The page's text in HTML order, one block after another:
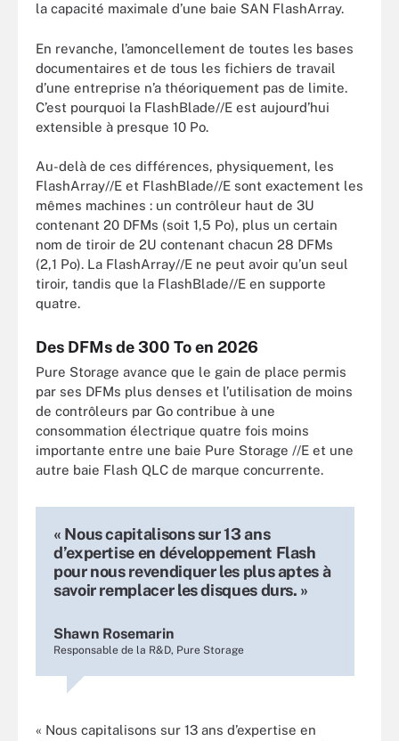
la capacité maximale d’une baie SAN FlashArray.
En revanche, l’amoncellement de toutes les bases
documentaires et de tous les fichiers de travail
d’une entreprise n’a théoriquement pas de limite.
C’est pourquoi la FlashBlade//E est aujourd’hui
extensible à presque 10 Po.
Au-delà de ces différences, physiquement, les
FlashArray//E et FlashBlade//E sont exactement les
mêmes machines : un contrôleur haut de 3U
contenant 20 DFMs (soit 1,5 Po), plus un certain
nom de tiroir de 2U contenant chacun 28 DFMs
(2,1 Po). La FlashArray//E ne peut avoir qu’un seul
tiroir, tandis que la FlashBlade//E en supporte
quatre.
Des DFMs de 300 To en 2026
Pure Storage avance que le gain de place permis
par ses DFMs plus denses et l’utilisation de moins
de contrôleurs par Go contribue à une
consommation électrique quatre fois moins
importante entre une baie Pure Storage //E et une
autre baie Flash QLC de marque concurrente.
« Nous capitalisons sur 13 ans
d’expertise en développement Flash
pour nous revendiquer les plus aptes à
savoir remplacer les disques durs. »
Shawn Rosemarin
Responsable de la R&D, Pure Storage
« Nous capitalisons sur 13 ans d’expertise en